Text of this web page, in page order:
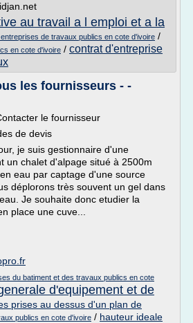
au travail a l emploi et a la
de travaux publics en cote d'ivoire /
en cote d'ivoire / contrat d'entreprise
les fournisseurs - -
le fournisseur
de devis
je suis gestionnaire d'une
un chalet d'alpage situé à 2500m
eau par captage d'une source
déplorons très souvent un gel dans
Je souhaite donc etudier la
place une cuve...
du batiment et des travaux publics en cote
d'equipement et de
prises au dessus d'un plan de
publics en cote d'ivoire / hauteur ideale